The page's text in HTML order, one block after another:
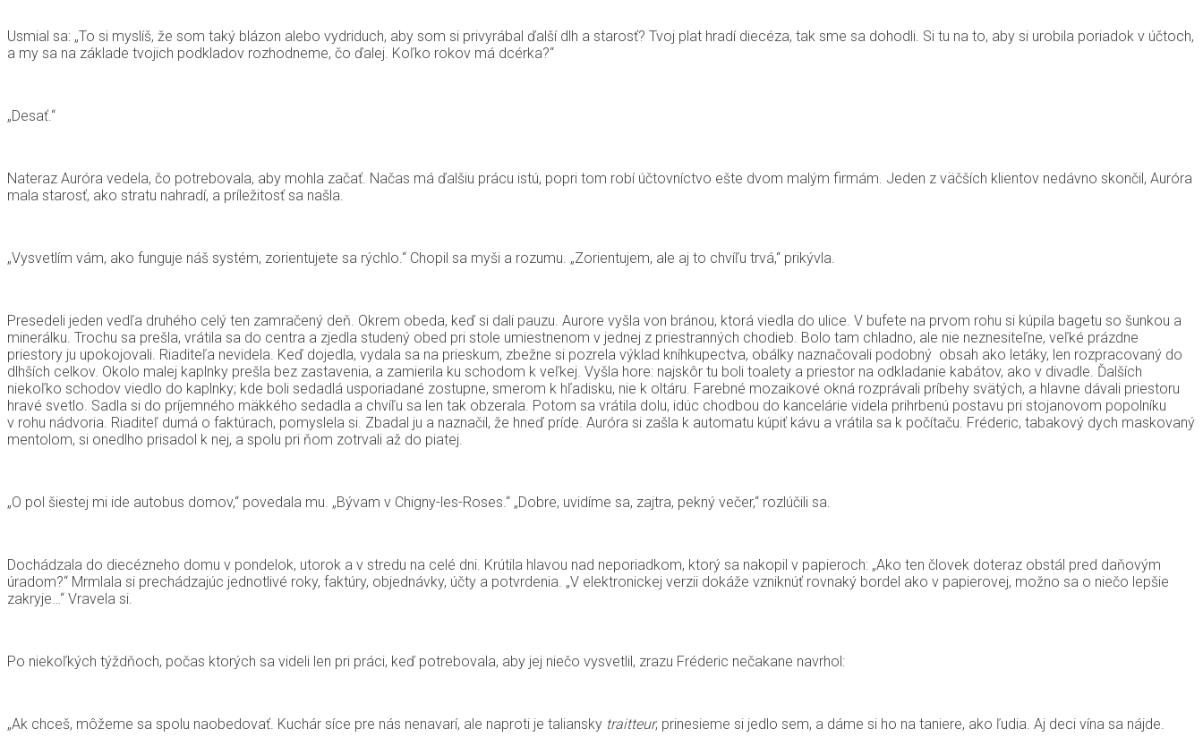
Usmial sa: „To si myslíš, že som taký blázon alebo vydriduch, aby som si privyrábal ďalší dlh a starosť? Tvoj plat hradí diecéza, tak sme sa dohodli. Si tu na to, aby si urobila poriadok v účtoch,
a my sa na základe tvojich podkladov rozhodneme, čo ďalej. Koľko rokov má dcérka?“
„Desať.“
Nateraz Auróra vedela, čo potrebovala, aby mohla začať. Načas má ďalšiu prácu istú, popri tom robí účtovníctvo ešte dvom malým firmám. Jeden z väčších klientov nedávno skončil, Auróra
mala starosť, ako stratu nahradí, a príležitosť sa našla.
„Vysvetlím vám, ako funguje náš systém, zorientujete sa rýchlo.“ Chopil sa myši a rozumu. „Zorientujem, ale aj to chvíľu trvá,“ prikývla.
Presedeli jeden vedľa druhého celý ten zamračený deň. Okrem obeda, keď si dali pauzu. Aurore vyšla von bránou, ktorá viedla do ulice. V bufete na prvom rohu si kúpila bagetu so šunkou a
minerálku. Trochu sa prešla, vrátila sa do centra a zjedla studený obed pri stole umiestnenom v jednej z priestranných chodieb. Bolo tam chladno, ale nie neznesiteľne, veľké prázdne
priestory ju upokojovali. Riaditeľa nevidela. Keď dojedla, vydala sa na prieskum, zbežne si pozrela výklad kníhkupectva, obálky naznačovali podobný obsah ako letáky, len rozpracovaný do
dlhších celkov. Okolo malej kaplnky prešla bez zastavenia, a zamierila ku schodom k veľkej. Vyšla hore: najskôr tu boli toalety a priestor na odkladanie kabátov, ako v divadle. Ďalších
niekoľko schodov viedlo do kaplnky; kde boli sedadlá usporiadané zostupne, smerom k hľadisku, nie k oltáru. Farebné mozaikové okná rozprávali príbehy svätých, a hlavne dávali priestoru
hravé svetlo. Sadla si do príjemného mäkkého sedadla a chvíľu sa len tak obzerala. Potom sa vrátila dolu, idúc chodbou do kancelárie videla prihrbenú postavu pri stojanovom popolníku
v rohu nádvoria. Riaditeľ dumá o faktúrach, pomyslela si. Zbadal ju a naznačil, že hneď príde. Auróra si zašla k automatu kúpiť kávu a vrátila sa k počítaču. Fréderic, tabakový dych maskovaný
mentolom, si onedlho prisadol k nej, a spolu pri ňom zotrvali až do piatej.
„O pol šiestej mi ide autobus domov,“ povedala mu. „Bývam v Chigny-les-Roses.“ „Dobre, uvidíme sa, zajtra, pekný večer,“ rozlúčili sa.
Dochádzala do diecézneho domu v pondelok, utorok a v stredu na celé dni. Krútila hlavou nad neporiadkom, ktorý sa nakopil v papieroch: „Ako ten človek doteraz obstál pred daňovým
úradom?“ Mrmlala si prechádzajúc jednotlivé roky, faktúry, objednávky, účty a potvrdenia. „V elektronickej verzii dokáže vzniknúť rovnaký bordel ako v papierovej, možno sa o niečo lepšie
zakryje…“ Vravela si.
Po niekoľkých týždňoch, počas ktorých sa videli len pri práci, keď potrebovala, aby jej niečo vysvetlil, zrazu Fréderic nečakane navrhol:
„Ak chceš, môžeme sa spolu naobedovať. Kuchár síce pre nás nenavarí, ale naproti je taliansky traitteur, prinesieme si jedlo sem, a dáme si ho na taniere, ako ľudia. Aj deci vína sa nájde.